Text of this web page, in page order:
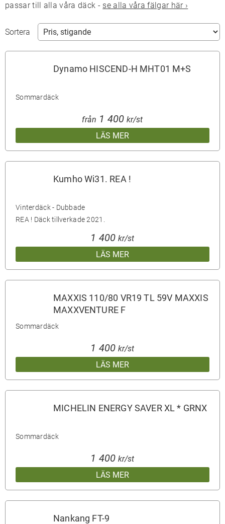
passar till alla våra däck - se alla våra fälgar här ›
Sortera
Dynamo HISCEND-H MHT01 M+S
Sommardäck
LÄS MER
från 1 400 kr/st
Kumho Wi31. REA !
Vinterdäck - Dubbade
REA ! Däck tillverkade 2021.
LÄS MER
1 400 kr/st
MAXXIS 110/80 VR19 TL 59V MAXXIS
MAXXVENTURE F
Sommardäck
LÄS MER
1 400 kr/st
MICHELIN ENERGY SAVER XL * GRNX
Sommardäck
LÄS MER
1 400 kr/st
Nankang FT-9